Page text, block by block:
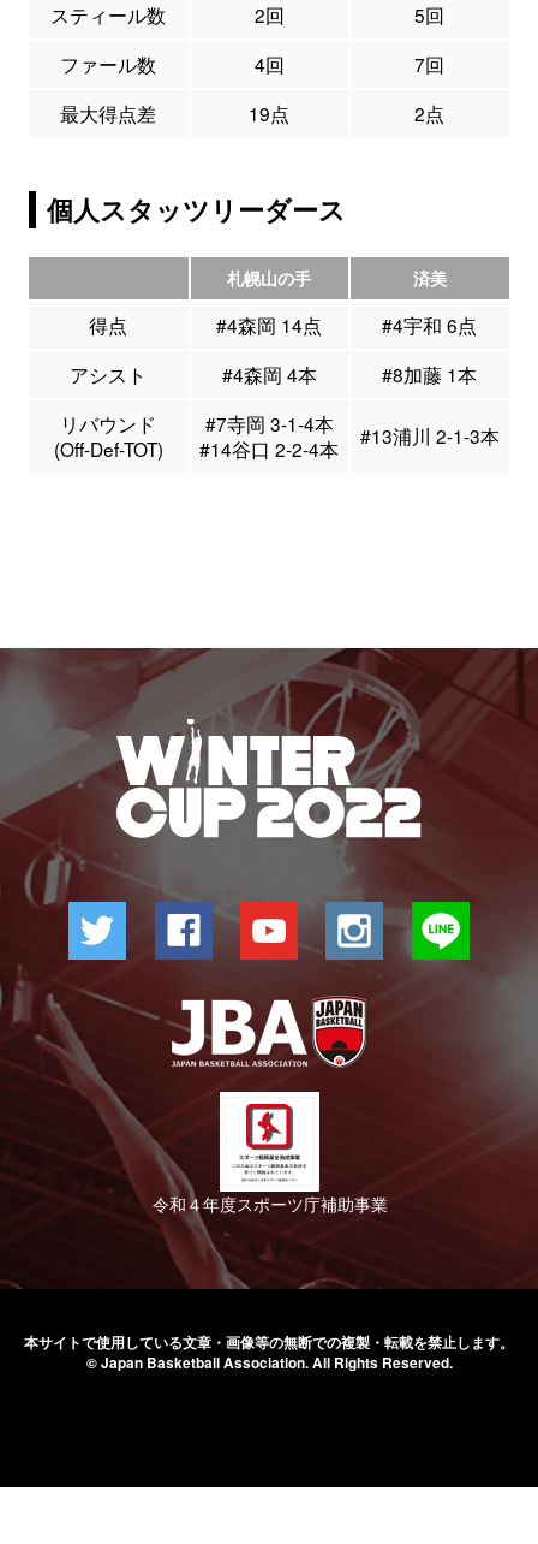
スティール数
2回
5回
ファール数
4回
7回
最大得点差
19点 2点
個人スタッツリーダース
札幌山の手 済美
得点 #4森岡 14点
#4宇和 6点
アシスト
#4森岡 4本
#8加藤 1本
リバウンド
(Off-Def-TOT)
#7寺岡 3-1-4本
#14谷口 2-2-4本
#13浦川 2-1-3本
令和４年度スポーツ庁補助事業
本サイトで使用している文章・画像等の無断での複製・転載を禁止します。
© Japan Basketball Association.All Rights Reserved.